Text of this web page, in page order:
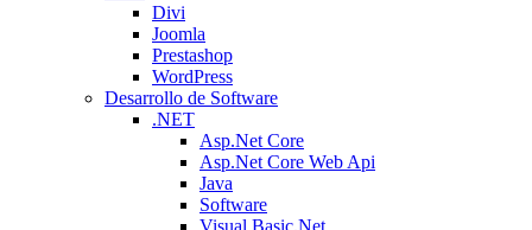
Divi
Joomla
Prestashop
WordPress
Desarrollo de Software
.NET
Asp.Net Core
Asp.Net Core Web Api
Java
Software